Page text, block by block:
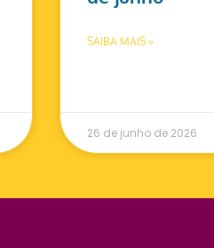
SAIBA MAIS »
26 de junho de 2026